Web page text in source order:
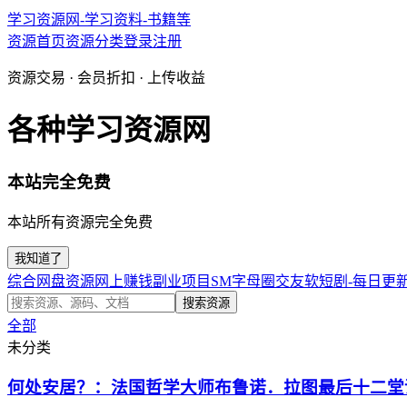
学习资源网-学习资料-书籍等
资源首页资源分类登录注册
资源交易 · 会员折扣 · 上传收益
各种学习资源网
本站完全免费
本站所有资源完全免费
我知道了
综合网盘资源 网上赚钱副业项目 SM字母圈交友软短剧-每日更
搜索资源
全部
未分类
何处安居？：法国哲学大师布鲁诺．拉图最后十二